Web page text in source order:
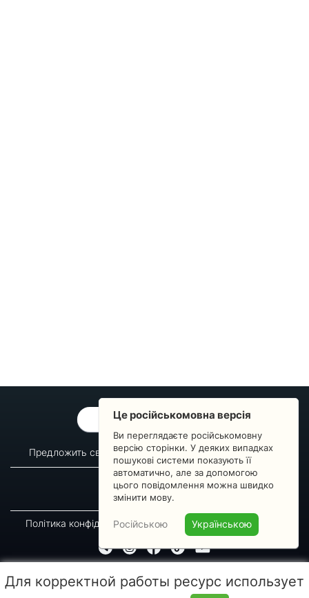
ОБРАТНАЯ СВЯЗЬ
Предложить свой вопрос Статистика изменений
О сервисе
Преподавателям
Новости
Пульс страны
Політика конфіденційності Угода підписника
Копирование, перепечатка либо использование материалов данной страницы для
Це російськомовна версія
Ви переглядаєте російськомовну
версію сторінки. У деяких випадках
пошукові системи показують її
автоматично, але за допомогою
цього повідомлення можна швидко
змінити мову.
Російською Українською
Для корректной работы ресурс использует